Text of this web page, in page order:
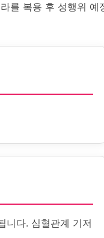
를 복용 후 성행위 예
니다. 심혈관계 기저